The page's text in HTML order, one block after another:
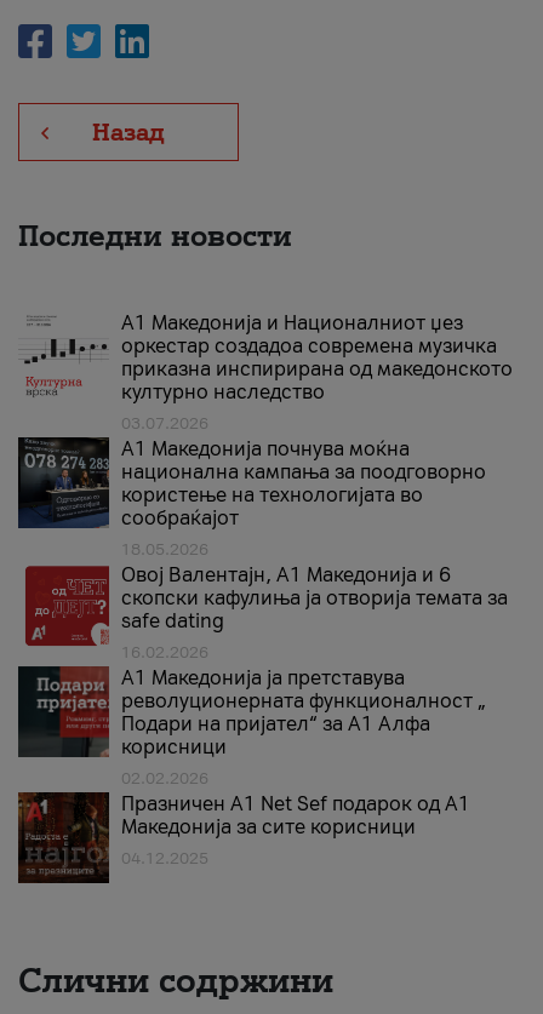
Назад
Последни новости
А1 Македонија и Националниот џез
оркестар создадоа современа музичка
приказна инспирирана од македонското
културно наследство
03.07.2026
A1 Македонија почнува моќна
национална кампања за поодговорно
користење на технологијата во
сообраќајот
18.05.2026
Овој Валентајн, A1 Македонија и 6
скопски кафулиња ја отворија темата за
safe dating
16.02.2026
А1 Македонија ја претставува
револуционерната функционалност „
Подари на пријател“ за А1 Алфа
корисници
02.02.2026
Празничен A1 Net Sеf подарок од А1
Македонија за сите корисници
04.12.2025
Слични содржини